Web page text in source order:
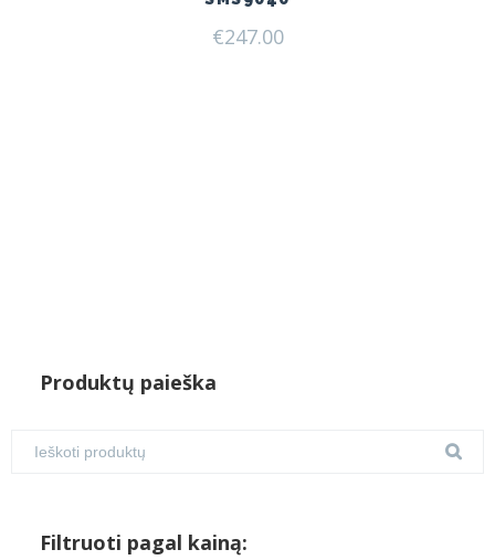
€247.00
Produktų paieška
Filtruoti pagal kainą: